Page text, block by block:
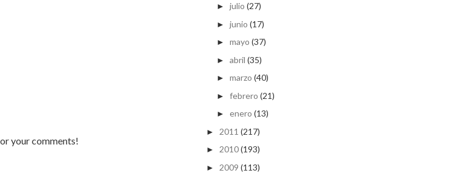
your comments!
► julio (27)
► junio (17)
► mayo (37)
► abril (35)
► marzo (40)
► febrero (21)
► enero (13)
► 2011 (217)
► 2010(193)
► 2009 (113)